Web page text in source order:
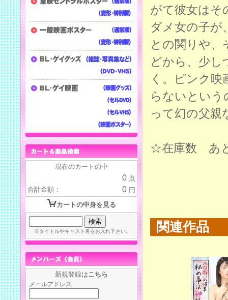
がて彼女はそ
ダメ女の子が
との関りや、
どから、少し
く。ピンク
らないという
って幻の父親
☆在庫数 あ
関連作品
現在のカートの中
0 点
合計金額：
0 円
カートの中身を見る
※タイトルやキャスト名をお入れ下さい。
新規登録はこちら
メールアドレス